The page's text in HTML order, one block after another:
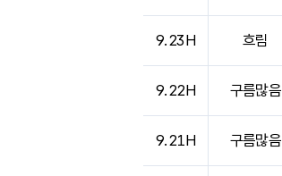
9.23H 흐림
9.22H 구름많음
9.21H 구름많음